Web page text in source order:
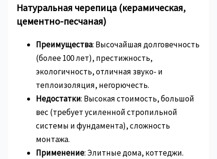
Натуральная черепица (керамическая,
цементно-песчаная)
Преимущества: Высочайшая долговечность
(более 100 лет), престижность,
экологичность, отличная звуко- и
теплоизоляция, негорючесть.
Недостатки: Высокая стоимость, большой
вес (требует усиленной стропильной
системы и фундамента), сложность
монтажа.
Применение: Элитные дома, коттеджи.